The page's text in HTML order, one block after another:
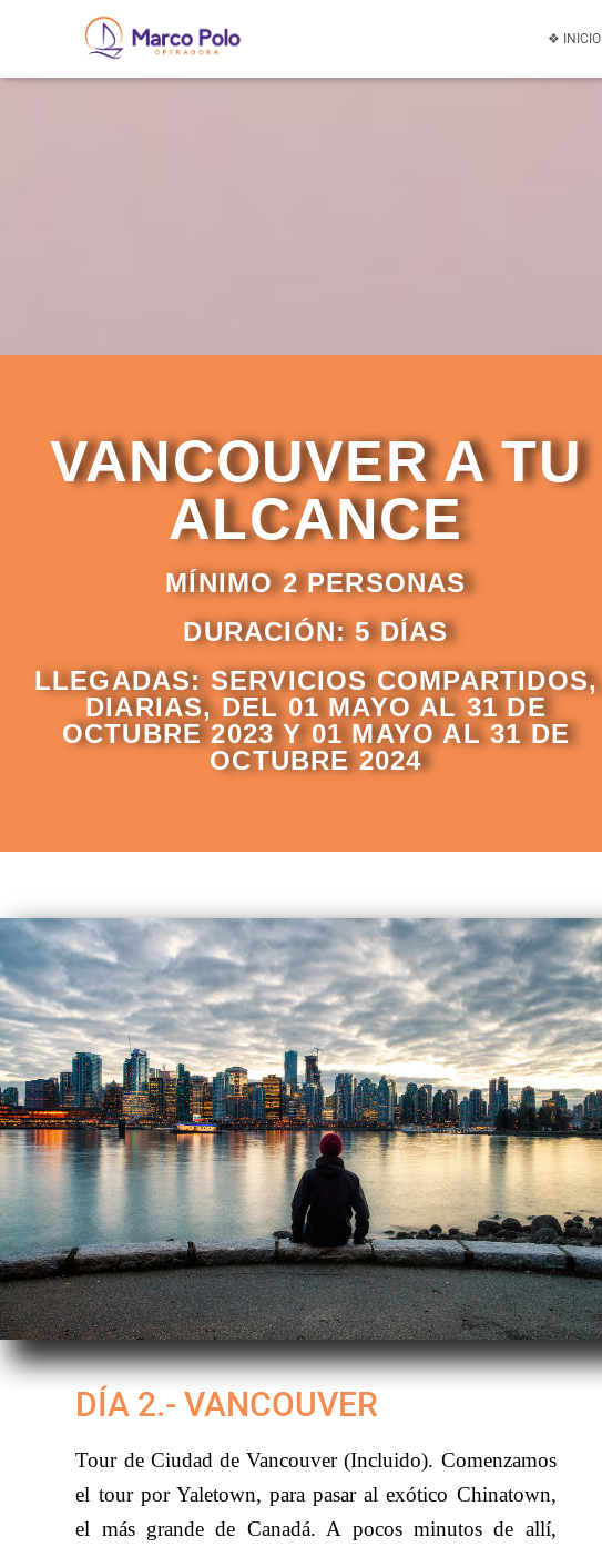
❖ INICIO
VANCOUVER A TU
ALCANCE
MÍNIMO 2 PERSONAS
DURACIÓN: 5 DÍAS
LLEGADAS: SERVICIOS COMPARTIDOS,
DIARIAS, DEL 01 MAYO AL 31 DE
OCTUBRE 2023 Y 01 MAYO AL 31 DE
OCTUBRE 2024
DÍA 2.- VANCOUVER
Tour de Ciudad de Vancouver (Incluido). Comenzamos
el tour por Yaletown, para pasar al exótico Chinatown,
el más grande de Canadá. A pocos minutos de allí,